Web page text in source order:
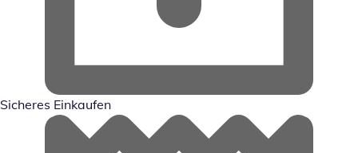
Sicheres Einkaufen